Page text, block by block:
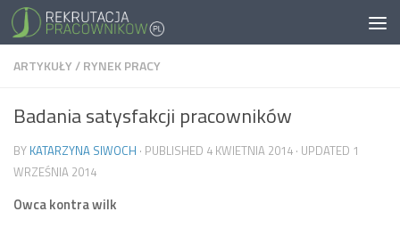
ARTYKUŁY/RYNEK PRACY
Badania satysfakcji pracowników
BY KATARZYNA SIWOCH · PUBLISHED 4 KWIETNIA 2014 · UPDATED 1
WRZEŚNIA 2014
Owca kontra wilk